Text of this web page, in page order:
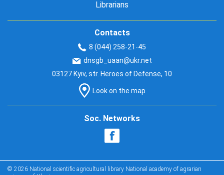
Librarians
Contacts
8 (044) 258-21-45
dnsgb_uaan@ukr.net
03127 Kyiv, str. Heroes of Defense, 10
Look on the map
Soc. Networks
© 2026 National scientific agricultural library National academy of agrarian